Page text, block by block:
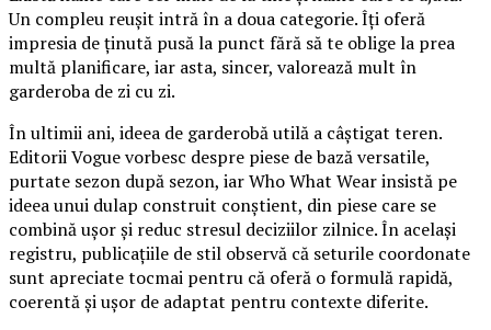
Un compleu reușit intră în a doua categorie. Îți oferă
impresia de ținută pusă la punct fără să te oblige la prea
multă planificare, iar asta, sincer, valorează mult în
garderoba de zi cu zi.
În ultimii ani, ideea de garderobă utilă a câștigat teren.
Editorii Vogue vorbesc despre piese de bază versatile,
purtate sezon după sezon, iar Who What Wear insistă pe
ideea unui dulap construit conștient, din piese care se
combină ușor și reduc stresul deciziilor zilnice. În același
registru, publicațiile de stil observă că seturile coordonate
sunt apreciate tocmai pentru că oferă o formulă rapidă,
coerentă și ușor de adaptat pentru contexte diferite.